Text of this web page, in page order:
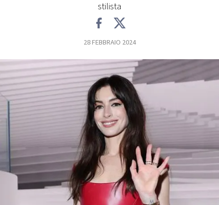
CONCORSI
EVENTI
TV
PRINCIPATO
stilista
28 FEBBRAIO 2024